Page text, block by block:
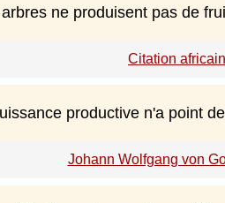
ne produisent pas de
Citation
productive n'a point
Johann Wolfgang von